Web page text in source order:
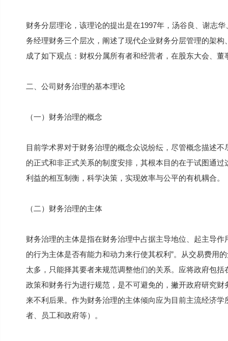
财务分层理论，该理论的提出是在1997年，汤谷良、谢志
务经理财务三个层次，阐述了现代企业财务分层管理的架
成了如下观点：财权分属所有者和经营者，在股东大会、
二、公司财务治理的基本理论
（一）财务治理的概念
目前学术界对于财务治理的概念众说纷纭，尽管概念描述
的正式和非正式关系的制度安排，其根本目的在于试图通
利益的相互制衡，科学决策，实现效率与公平的有机耦合。
（二）财务治理的主体
财务治理的主体是指在财务治理中占据主导地位、起主导
的行为主体是否有能力和动力来行使其权利”。从交易费用
太多，只能择其要者来规范调整他们的关系。应将政府包
政策和财务行为进行规范，是不可避免的，撇开政府研究
来不利后果。作为财务治理的主体倾向应为目前主流经济
者、员工和政府等）。